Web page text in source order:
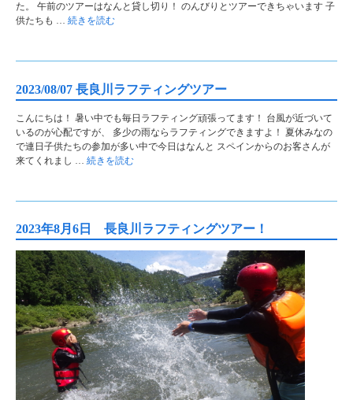
た。 午前のツアーはなんと貸し切り！ のんびりとツアーできちゃいます 子
供たちも … 続きを読む
2023/08/07 長良川ラフティングツアー
こんにちは！ 暑い中でも毎日ラフティング頑張ってます！ 台風が近づいて
いるのが心配ですが、 多少の雨ならラフティングできますよ！ 夏休みなの
で連日子供たちの参加が多い中で今日はなんと スペインからのお客さんが
来てくれまし … 続きを読む
2023年8月6日 長良川ラフティングツアー！